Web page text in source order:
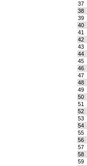
37
38
39
40
41
42
43
44
45
46
47
48
49
50
51
52
53
54
55
56
57
58
59